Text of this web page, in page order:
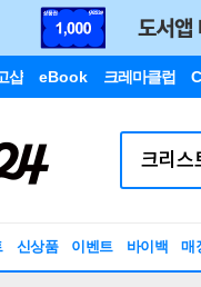
샵 eBook 크레마클럽
신상품 이벤트 바이백 매